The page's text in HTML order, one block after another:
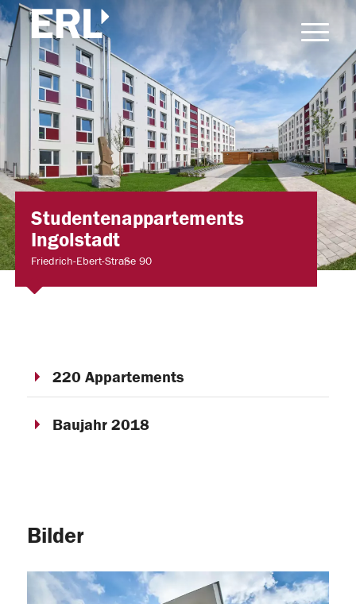
Studentenappartements
Ingolstadt
Friedrich-Ebert-Straße 90
220 Appartements
Baujahr 2018
Bilder